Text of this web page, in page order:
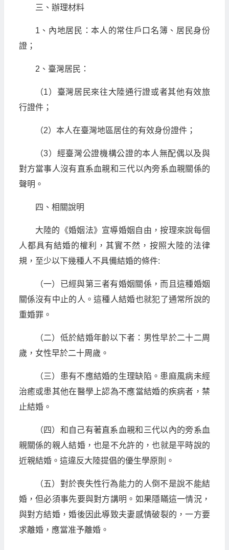
三、辦理材料
1、內地居民：本人的常住戶口名簿、居民身份
證；
2、臺灣居民：
（1）臺灣居民來往大陸通行證或者其他有效旅
行證件；
（2）本人在臺灣地區居住的有效身份證件；
（3）經臺灣公證機構公證的本人無配偶以及與
對方當事人沒有直系血親和三代以內旁系血親關係的
聲明。
四、相關說明
大陸的《婚姻法》宣導婚姻自由，按理來說每個
人都具有結婚的權利，其實不然，按照大陸的法律
規，至少以下幾種人不具備結婚的條件:
（一）已經與第三者有婚姻關係，而且這種婚姻
關係沒有中止的人。這種人結婚也就犯了通常所說的
重婚罪。
（二）低於結婚年齡以下者：男性早於二十二周
歲，女性早於二十周歲。
（三）患有不應結婚的生理缺陷。患麻風病未經
治癒或患其他在醫學上認為不應當結婚的疾病者，禁
止結婚。
（四）和自己有著直系血親和三代以內的旁系血
親關係的親人結婚，也是不允許的，也就是平時說的
近親結婚。這違反大陸提倡的優生學原則。
（五）對於喪失性行為能力的人倒不是說不能結
婚，但必須事先要與對方講明。如果隱瞞這一情況，
與對方結婚，婚後因此導致夫妻感情破裂的，一方要
求離婚，應當准予離婚。